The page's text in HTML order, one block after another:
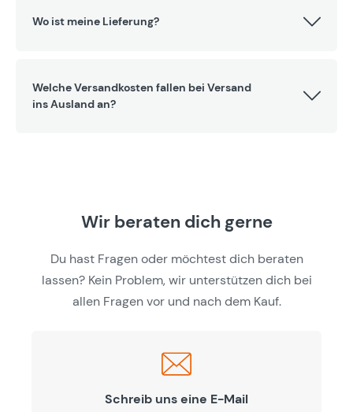
Wo ist meine Lieferung?
Welche Versandkosten fallen bei Versand
ins Ausland an?
Wir beraten dich gerne
Du hast Fragen oder möchtest dich beraten
lassen? Kein Problem, wir unterstützen dich bei
allen Fragen vor und nach dem Kauf.
Schreib uns eine E-Mail